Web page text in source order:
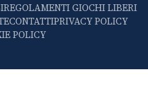
REGOLAMENTI GIOCHI LIBERI
CONTATTIPRIVACY POLICY
POLICY